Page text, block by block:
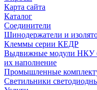
Карта сайта
Каталог
Соединители
Шинодержатели и
Клеммы серии КЕДР
Выдвижные модули НКУ
их наполнение
Промышленные
Светильники